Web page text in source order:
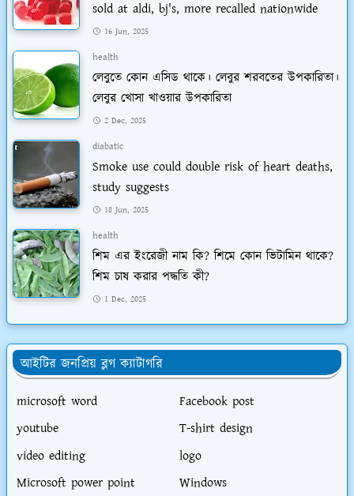
sold at aldi, bj's, more recalled nationwide
16 Jun, 2025
health
লেবুতে কোন এসিড থাকে। লেবুর শরবতের উপকারিতা।
লেবুর খোসা খাওয়ার উপকারিতা
2 Dec, 2025
diabatic
Smoke use could double risk of heart deaths,
study suggests
18 Jun, 2025
health
শিম এর ইংরেজী নাম কি? শিমে কোন ভিটামিন থাকে?
শিম চাষ করার পদ্ধতি কী?
1 Dec, 2025
আইটির জনপ্রিয় ব্লগ ক্যাটাগরি
microsoft word
Facebook post
youtube
T-shirt design
video editing
logo
Microsoft power point
Windows